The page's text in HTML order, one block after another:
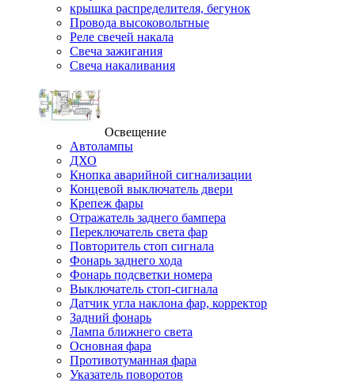
крышка распределителя, бегунок
Провода высоковольтные
Реле свечей накала
Свеча зажигания
Свеча накаливания
Освещение
Автолампы
ДХО
Кнопка аварийной сигнализации
Концевой выключатель двери
Крепеж фары
Отражатель заднего бампера
Переключатель света фар
Повторитель стоп сигнала
Фонарь заднего хода
Фонарь подсветки номера
Выключатель стоп-сигнала
Датчик угла наклона фар, корректор
Задний фонарь
Лампа ближнего света
Основная фара
Противотуманная фара
Указатель поворотов